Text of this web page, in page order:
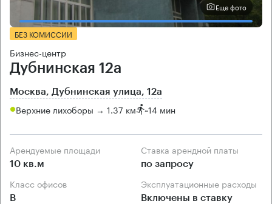
Еще фото
БЕЗ КОМИССИИ
Бизнес-центр
Дубнинская 12а
Москва, Дубнинская улица, 12а
Верхние лихоборы → 1.37 км ~14 мин
Арендуемые площади
10 кв.м
Ставка арендной платы
по запросу
Класс офисов
B
Эксплуатационные расходы
Включены в ставку